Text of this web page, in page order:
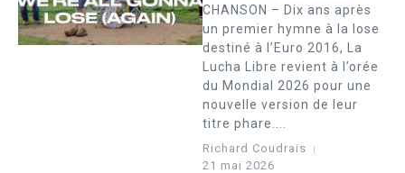
CHANSON – Dix ans après
un premier hymne à la lose
destiné à l’Euro 2016, La
Lucha Libre revient à l’orée
du Mondial 2026 pour une
nouvelle version de leur
titre phare....
Richard Coudrais
21 mai 2026